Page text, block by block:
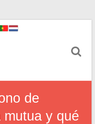
de
mutua y qué